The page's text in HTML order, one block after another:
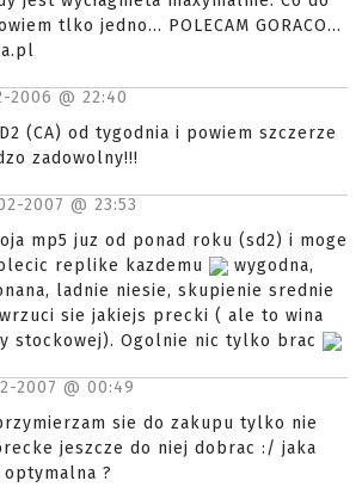
tlko jedno... POLECAM GORACO...
2006 @ 22:40
(CA) od tygodnia i powiem szczerze
zadowolny!!!
2007 @ 23:53
mp5 juz od ponad roku (sd2) i moge
replike kazdemu
wygodna,
ladnie niesie, skupienie srednie
sie jakiejs precki ( ale to wina
stockowej). Ogolnie nic tylko brac
2007 @ 00:49
sie do zakupu tylko nie
jeszcze do niej dobrac :/ jaka
?